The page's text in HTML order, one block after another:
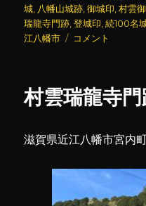
日:
ゴ
リ
ー
城 八幡山城跡 ,御城印 ,村雲
瑞龍寺門跡 ,登城印 ,続100名
江八幡市
八
(3)
コメント
村雲瑞龍寺
滋賀県近江八幡市宮内